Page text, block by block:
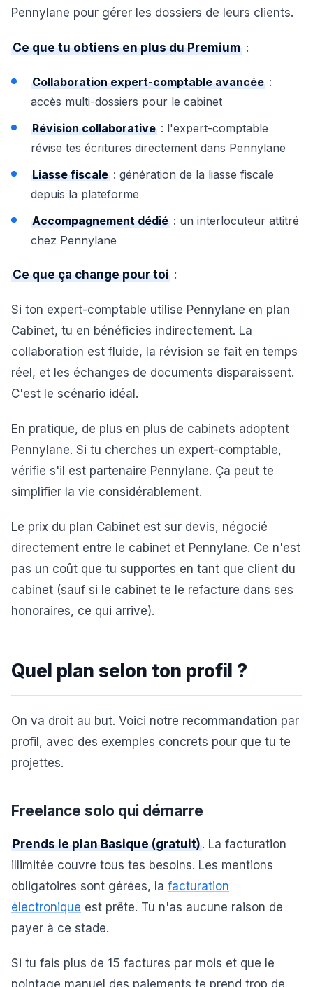
Pennylane pour gérer les dossiers de leurs clients.
Ce que tu obtiens en plus du Premium :
Collaboration expert-comptable avancée :
accès multi-dossiers pour le cabinet
Révision collaborative : l'expert-comptable
révise tes écritures directement dans Pennylane
Liasse fiscale : génération de la liasse fiscale
depuis la plateforme
Accompagnement dédié : un interlocuteur attitré
chez Pennylane
Ce que ça change pour toi :
Si ton expert-comptable utilise Pennylane en plan
Cabinet, tu en bénéficies indirectement. La
collaboration est fluide, la révision se fait en temps
réel, et les échanges de documents disparaissent.
C'est le scénario idéal.
En pratique, de plus en plus de cabinets adoptent
Pennylane. Si tu cherches un expert-comptable,
vérifie s'il est partenaire Pennylane. Ça peut te
simplifier la vie considérablement.
Le prix du plan Cabinet est sur devis, négocié
directement entre le cabinet et Pennylane. Ce n'est
pas un coût que tu supportes en tant que client du
cabinet (sauf si le cabinet te le refacture dans ses
honoraires, ce qui arrive).
Quel plan selon ton profil ?
On va droit au but. Voici notre recommandation par
profil, avec des exemples concrets pour que tu te
projettes.
Freelance solo qui démarre
Prends le plan Basique (gratuit). La facturation
illimitée couvre tous tes besoins. Les mentions
obligatoires sont gérées, la facturation
électronique est prête. Tu n'as aucune raison de
payer à ce stade.
Si tu fais plus de 15 factures par mois et que le
pointage manuel des paiements te prend trop de